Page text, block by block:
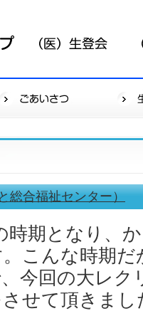
総合福祉センター）
時期となり、
こんな時期
今回の大レク
せて頂きま